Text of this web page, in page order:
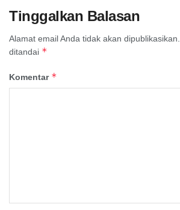
Tinggalkan Balasan
Alamat email Anda tidak akan dipublikasikan.
ditandai *
Komentar *